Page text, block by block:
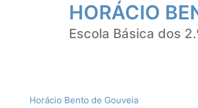
HORÁCIO
Escola Básica dos
Horácio Bento de Gouveia